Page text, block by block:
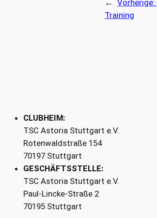
← Vorherige:
Training
CLUBHEIM:
TSC Astoria Stuttgart e.V.
Rotenwaldstraße 154
70197 Stuttgart
GESCHÄFTSSTELLE:
TSC Astoria Stuttgart e.V.
Paul-Lincke-Straße 2
70195 Stuttgart